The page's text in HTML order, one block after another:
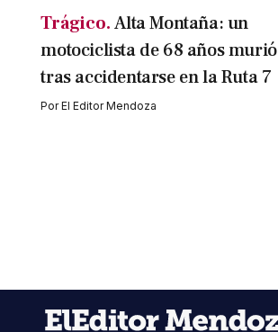
Trágico. Alta Montaña: un
motociclista de 68 años murió
tras accidentarse en la Ruta 7
PorEl Editor Mendoza